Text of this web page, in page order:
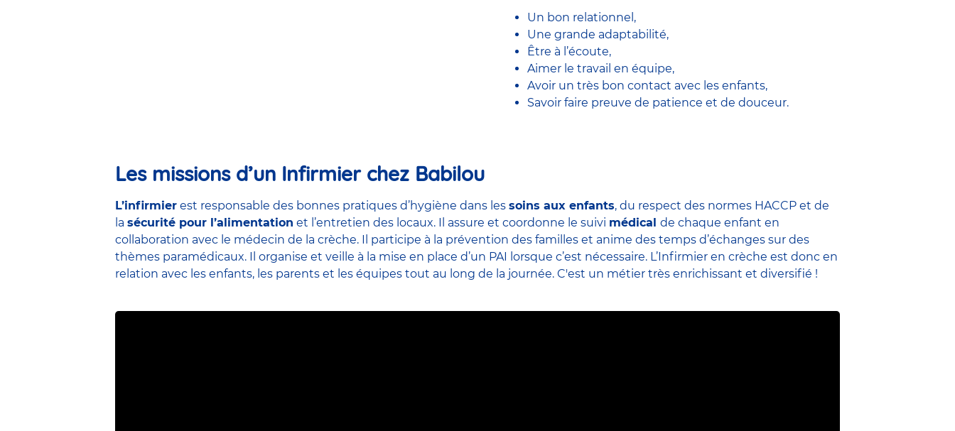
Un bon relationnel,
Une grande adaptabilité,
Être à l’écoute,
Aimer le travail en équipe,
Avoir un très bon contact avec les enfants,
Savoir faire preuve de patience et de douceur.
Les missions d’un Infirmier chez Babilou
L’infirmier est responsable des bonnes pratiques d’hygiène dans les soins aux enfants, du respect des normes HACCP et de
la sécurité pour l’alimentation et l’entretien des locaux. Il assure et coordonne le suivi médical de chaque enfant en
collaboration avec le médecin de la crèche. Il participe à la prévention des familles et anime des temps d’échanges sur des
thèmes paramédicaux. Il organise et veille à la mise en place d’un PAI lorsque c’est nécessaire. L’Infirmier en crèche est donc en
relation avec les enfants, les parents et les équipes tout au long de la journée. C'est un métier très enrichissant et diversifié !